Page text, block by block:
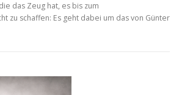
das Zeug hat, es bis zum
zu schaffen: Es geht dabei um das von Günter